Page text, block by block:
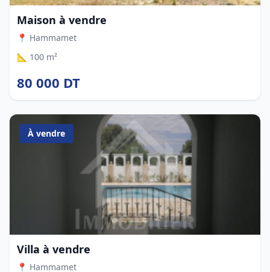
Maison à vendre
📍 Hammamet
📐 100 m²
80 000 DT
À vendre
Villa à vendre
📍 Hammamet